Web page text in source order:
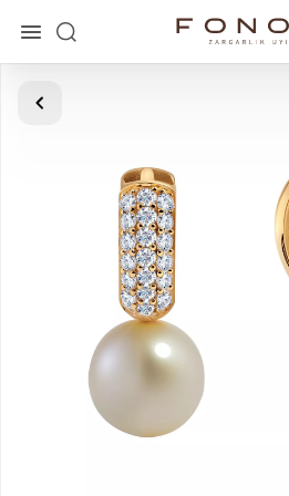
Главная
Браслеты
Кулоны